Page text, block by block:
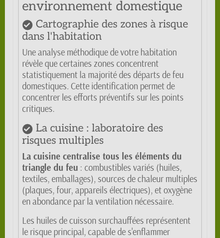
environnement domestique
Cartographie des zones à risque
dans l'habitation
Une analyse méthodique de votre habitation
révèle que certaines zones concentrent
statistiquement la majorité des départs de feu
domestiques. Cette identification permet de
concentrer les efforts préventifs sur les points
critiques.
La cuisine : laboratoire des
risques multiples
La cuisine centralise tous les éléments du
triangle du feu : combustibles variés (huiles,
textiles, emballages), sources de chaleur multiples
(plaques, four, appareils électriques), et oxygène
en abondance par la ventilation nécessaire.
Les huiles de cuisson surchauffées représentent
le risque principal, capable de s'enflammer